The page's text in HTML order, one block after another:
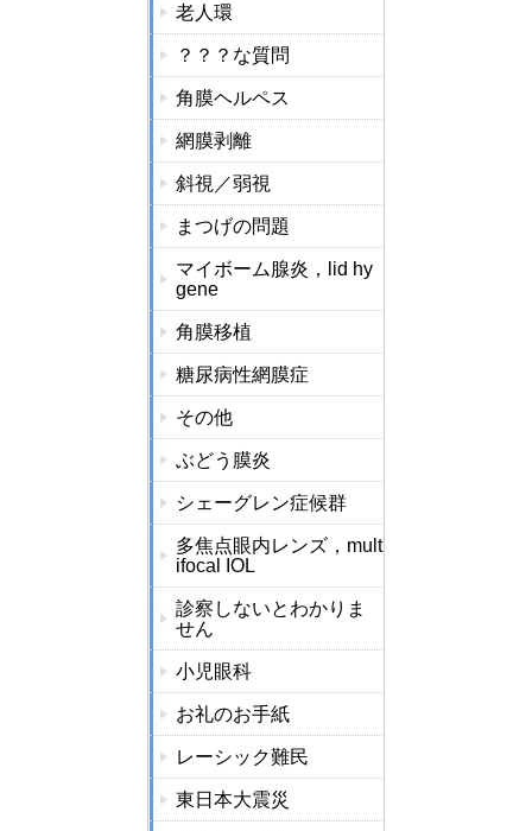
老人環
？？？な質問
角膜ヘルペス
網膜剥離
斜視／弱視
まつげの問題
マイボーム腺炎，lid hy
gene
角膜移植
糖尿病性網膜症
その他
ぶどう膜炎
シェーグレン症候群
多焦点眼内レンズ，mult
ifocal IOL
診察しないとわかりま
せん
小児眼科
お礼のお手紙
レーシック難民
東日本大震災